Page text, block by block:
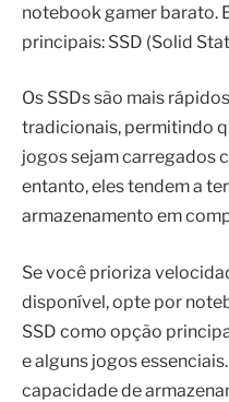
notebook gamer barato.
principais: SSD (Solid
Os SSDs são mais
tradicionais, permitindo
jogos sejam carregados
entanto, eles tendem a
armazenamento em
Se você prioriza
disponível, opte por
SSD como opção
e alguns jogos
capacidade de